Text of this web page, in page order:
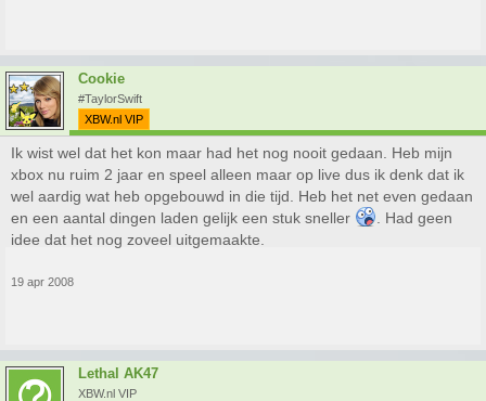
Cookie
#TaylorSwift
XBW.nl VIP
Ik wist wel dat het kon maar had het nog nooit gedaan. Heb mijn
xbox nu ruim 2 jaar en speel alleen maar op live dus ik denk dat ik
wel aardig wat heb opgebouwd in die tijd. Heb het net even gedaan
en een aantal dingen laden gelijk een stuk sneller
. Had geen
idee dat het nog zoveel uitgemaakte.
19 apr 2008
Lethal AK47
XBW.nl VIP